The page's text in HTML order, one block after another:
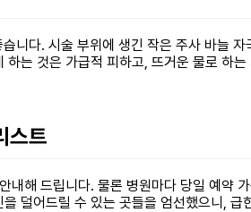
니다. 시술 부위에 생긴 작은 주사 바늘
는 것은 가급적 피하고, 뜨거운 물로 하
스트
해 드립니다. 물론 병원마다 당일 예약
덜어드릴 수 있는 곳들을 엄선했으니, 급